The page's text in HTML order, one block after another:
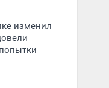
изменил